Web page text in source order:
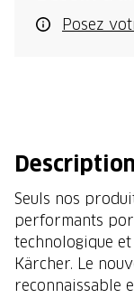
Posez
Description
Seuls nos
performants
technologique
Kärcher. Le
reconnaissable